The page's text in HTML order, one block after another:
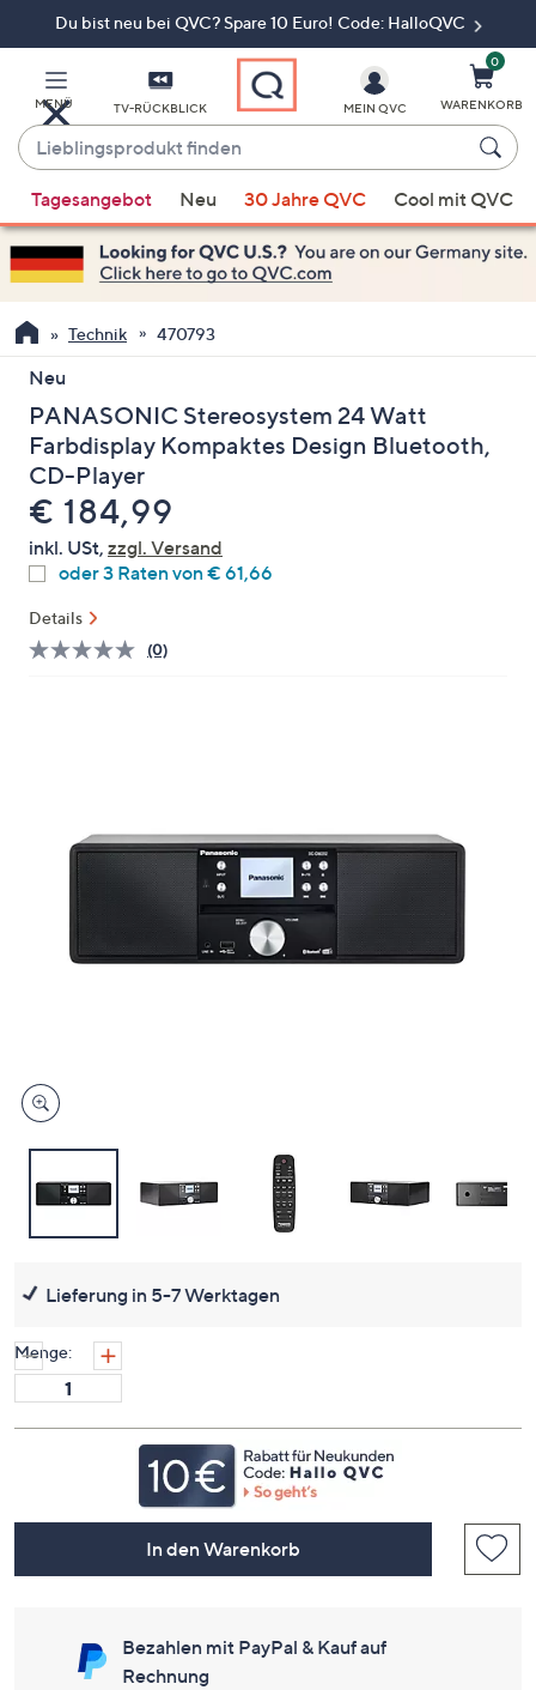
Du bist neu bei QVC? Spare 10 Euro! Code: HalloQVC
MENÜ TV-RÜCKBLICK
Lieblingsprodukt
finden
Vorschläge
verfügbar
sind,
verwenden
Sie
die
Pfeiltasten
nach
oben
und
nach
unten
oder
wischen
Sie
auf
anzuzeigen.
MEIN QVC
0
WARENKORB
Tagesangebot Neu 30 Jahre QVC Cool mit QVC
Technik 470793
Neu
PANASONIC Stereosystem 24 Watt
Farbdisplay Kompaktes Design Bluetooth,
CD-Player
Gelöscht
€ 184,99
inkl. USt, zzgl. Versand
oder 3 Raten von € 61,66
Details
Bisher
auf
derselben
Seite.
(0)
Lieferung in 5-7 Werktagen
Menge:
In den Warenkorb
Bezahlen mit PayPal & Kauf auf
Rechnung